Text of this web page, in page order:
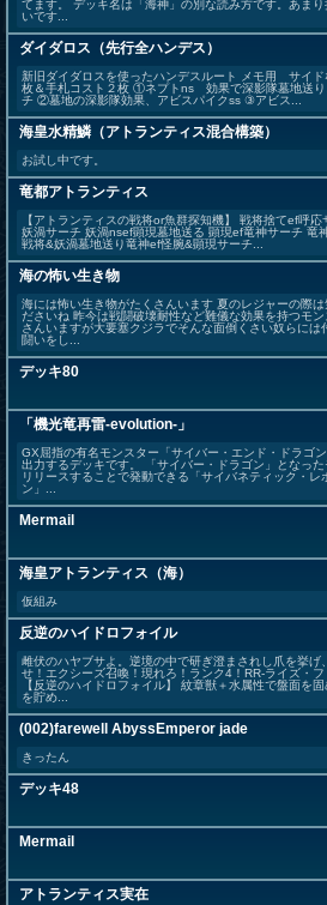
てます。 デッキ名は「海神」の別な読み方です。あまり
いです...
ダイダロス（先行全ハンデス）
新旧ダイダロスを使ったハンデスルート メモ用 サイド
枚＆手札コスト２枚 ①ネプトns 効果で深影隊墓地送り
チ ②墓地の深影隊効果、アビスパイクss ③アビス...
海皇水精鱗（アトランティス混合構築）
お試し中です。
竜都アトランティス
【アトランティスの戦将or魚群探知機】 戦将捨てef呼
妖渦サーチ 妖渦nsef顕現墓地送る 顕現ef竜神サーチ 竜
戦将&妖渦墓地送り竜神ef怪腕&顕現サーチ...
海の怖い生き物
海には怖い生き物がたくさんいます 夏のレジャーの際は
ださいね 昨今は戦闘破壊耐性など難儀な効果を持つモン
さんいますが大要塞クジラでそんな面倒くさい奴らには
闘いをし...
デッキ80
「機光竜再雷-evolution-」
GX屈指の有名モンスター「サイバー・エンド・ドラゴ
出力するデッキです。 「サイバー・ドラゴン」となった
リリースすることで発動できる「サイバネティック・レ
ン」...
Mermail
海皇アトランティス（海）
仮組み
反逆のハイドロフォイル
雌伏のハヤブサよ。逆境の中で研ぎ澄まされし爪を挙げ
せ！エクシーズ召喚！現れろ！ランク4！RR-ライズ・フ
【反逆のハイドロフォイル】 紋章獣＋水属性で盤面を
を貯め...
(002)farewell AbyssEmperor jade
きったん
デッキ48
Mermail
アトランティス実在